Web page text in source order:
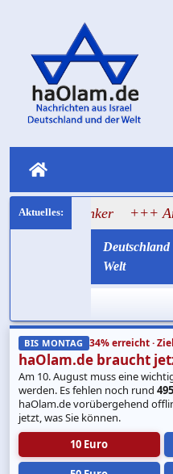
Tanker +++ Amerikas
Deutschland
Welt
BIS MONTAG 34% erreicht ·
haOlam.de braucht
Am 10. August muss eine
werden. Es fehlen noch rund
haOlam.de vorübergehend
jetzt, was Sie können.
10 Euro